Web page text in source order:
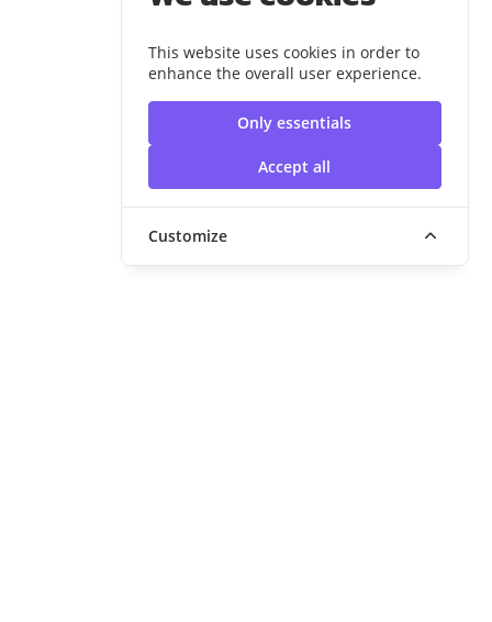
This website uses cookies in order to
enhance the overall user experience.
Only essentials
Accept all
Customize